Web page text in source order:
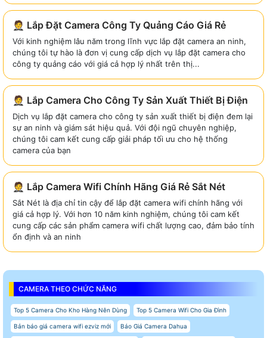
🤵 Lắp Đặt Camera Công Ty Quảng Cáo Giá Rẻ
Với kinh nghiệm lâu năm trong lĩnh vực lắp đặt camera an ninh,
chúng tôi tự hào là đơn vị cung cấp dịch vụ lắp đặt camera cho
công ty quảng cáo với giá cả hợp lý nhất trên thị...
🤵 Lắp Camera Cho Công Ty Sản Xuất Thiết Bị Điện
Dịch vụ lắp đặt camera cho công ty sản xuất thiết bị điện đem lại
sự an ninh và giám sát hiệu quả. Với đội ngũ chuyên nghiệp,
chúng tôi cam kết cung cấp giải pháp tối ưu cho hệ thống
camera của bạn
🤵 Lắp Camera Wifi Chính Hãng Giá Rẻ Sắt Nét
Sắt Nét là địa chỉ tin cậy để lắp đặt camera wifi chính hãng với
giá cả hợp lý. Với hơn 10 năm kinh nghiệm, chúng tôi cam kết
cung cấp các sản phẩm camera wifi chất lượng cao, đảm bảo tính
ổn định và an ninh
CAMERA THEO CHỨC NĂNG
Top 5 Camera Cho Kho Hàng Nên Dùng Top 5 Camera Wifi Cho Gia Đình
Bản báo giá camera wifi ezviz mới Báo Giá Camera Dahua